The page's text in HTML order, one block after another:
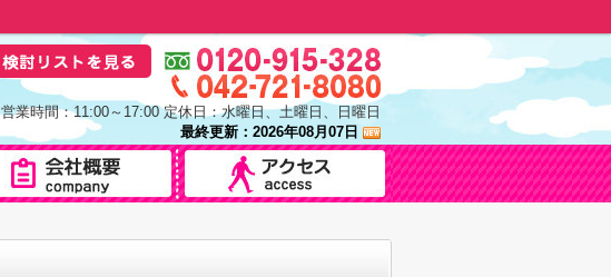
営業時間：11:00～17:00 定休日：水曜日、土曜日、日曜日
最終更新：2026年08月07日